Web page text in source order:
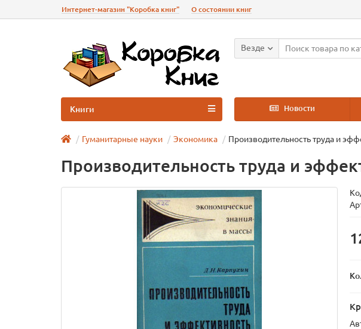
Интернет-магазин "Коробка книг" О состоянии книг
Везде
Новости
Книги
Гуманитарные науки Экономика Производительность труда и
Производительность труда и